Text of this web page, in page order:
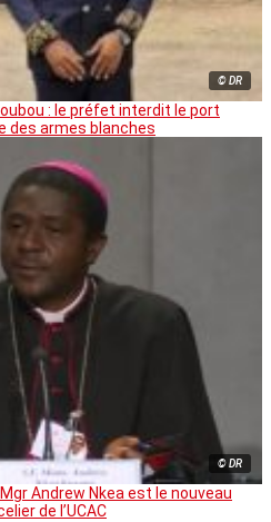
© DR
: le préfet interdit le port
des armes blanches
© DR
Andrew Nkea est le nouveau
de l’UCAC